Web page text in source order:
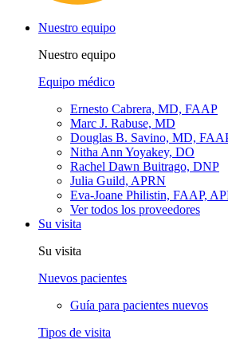
Nuestro equipo
Nuestro equipo
Equipo médico
Ernesto Cabrera, MD, FAAP
Marc J. Rabuse, MD
Douglas B. Savino, MD,
Nitha Ann Yoyakey, DO
Rachel Dawn Buitrago, DNP
Julia Guild, APRN
Eva-Joane Philistin, FAAP,
Ver todos los proveedores
Su visita
Su visita
Nuevos pacientes
Guía para pacientes nuevos
Tipos de visita